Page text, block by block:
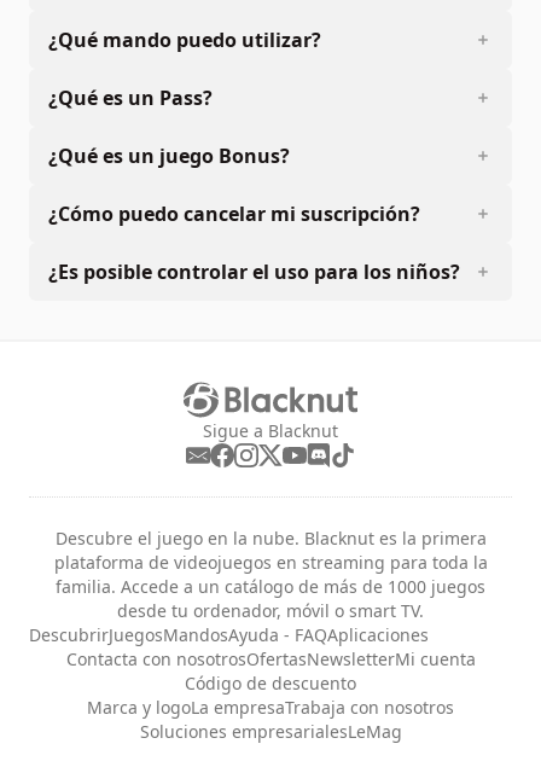
¿Qué mando puedo utilizar?
¿Qué es un Pass?
¿Qué es un juego Bonus?
¿Cómo puedo cancelar mi suscripción?
¿Es posible controlar el uso para los niños?
Sigue a Blacknut
Descubre el juego en la nube. Blacknut es la primera
plataforma de videojuegos en streaming para toda la
familia. Accede a un catálogo de más de 1000 juegos
desde tu ordenador, móvil o smart TV.
DescubrirJuegosMandosAyuda - FAQAplicaciones
Contacta con nosotrosOfertasNewsletterMi cuenta
Código de descuento
Marca y logoLa empresaTrabaja con nosotros
Soluciones empresarialesLeMag